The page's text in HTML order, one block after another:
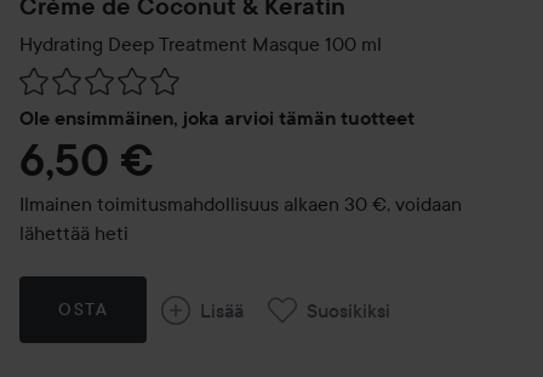
Créme de Coconut & Keratin
Hydrating Deep Treatment Masque 100 ml
Ole ensimmäinen, joka arvioi tämän tuotteet
Siirtyä jhk Arvosana & kommentit
6,50 €
Ilmainen toimitusmahdollisuus alkaen 30 €, voidaan
lähettää heti
OSTA Lisää Suosikiksi